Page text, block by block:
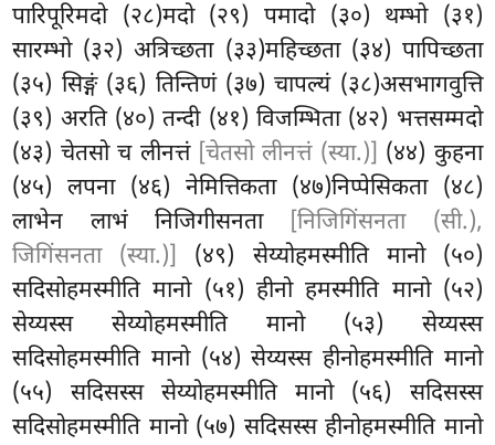
पारिपूरिमदो (२८)मदो (२९) पमादो (३०) थम्भो (३१)
सारम्भो (३२) अत्रिच्छता (३३)महिच्छता (३४) पापिच्छता
(३५) सिङ्गं (३६) तिन्तिणं (३७) चापल्यं (३८)असभागवुत्ति
(३९) अरति (४०) तन्दी (४१) विजम्भिता (४२) भत्तसम्मदो
(४३) चेतसो च लीनत्तं [चेतसो लीनत्तं (स्या.)] (४४) कुहना
(४५) लपना (४६) नेमित्तिकता (४७)निप्पेसिकता (४८)
लाभेन लाभं निजिगीसनता
[निजिगिंसनता (सी.),
जिगिंसनता (स्या.)]
(४९) सेय्योहमस्मीति मानो (५०)
सदिसोहमस्मीति मानो (५१) हीनो हमस्मीति मानो (५२)
सेय्यस्स सेय्योहमस्मीति मानो (५३) सेय्यस्स
सदिसोहमस्मीति मानो (५४) सेय्यस्स हीनोहमस्मीति मानो
(५५) सदिसस्स सेय्योहमस्मीति मानो (५६) सदिसस्स
सदिसोहमस्मीति मानो (५७) सदिसस्स हीनोहमस्मीति मानो